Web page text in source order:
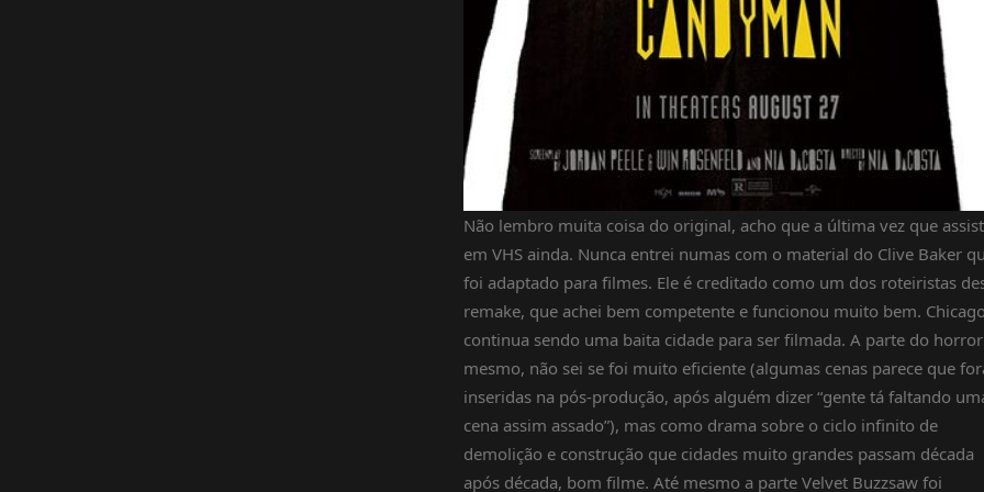
Não lembro muita coisa do original, acho que a última vez que
em VHS ainda. Nunca entrei numas com o material do Clive Baker
foi adaptado para filmes. Ele é creditado como um dos roteiristas
remake, que achei bem competente e funcionou muito bem. Chicago
continua sendo uma baita cidade para ser filmada. A parte do horror
mesmo, não sei se foi muito eficiente (algumas cenas parece que
inseridas na pós-produção, após alguém dizer “gente tá faltando
cena assim assado”), mas como drama sobre o ciclo infinito de
demolição e construção que cidades muito grandes passam década
após década, bom filme. Até mesmo a parte Velvet Buzzsaw foi